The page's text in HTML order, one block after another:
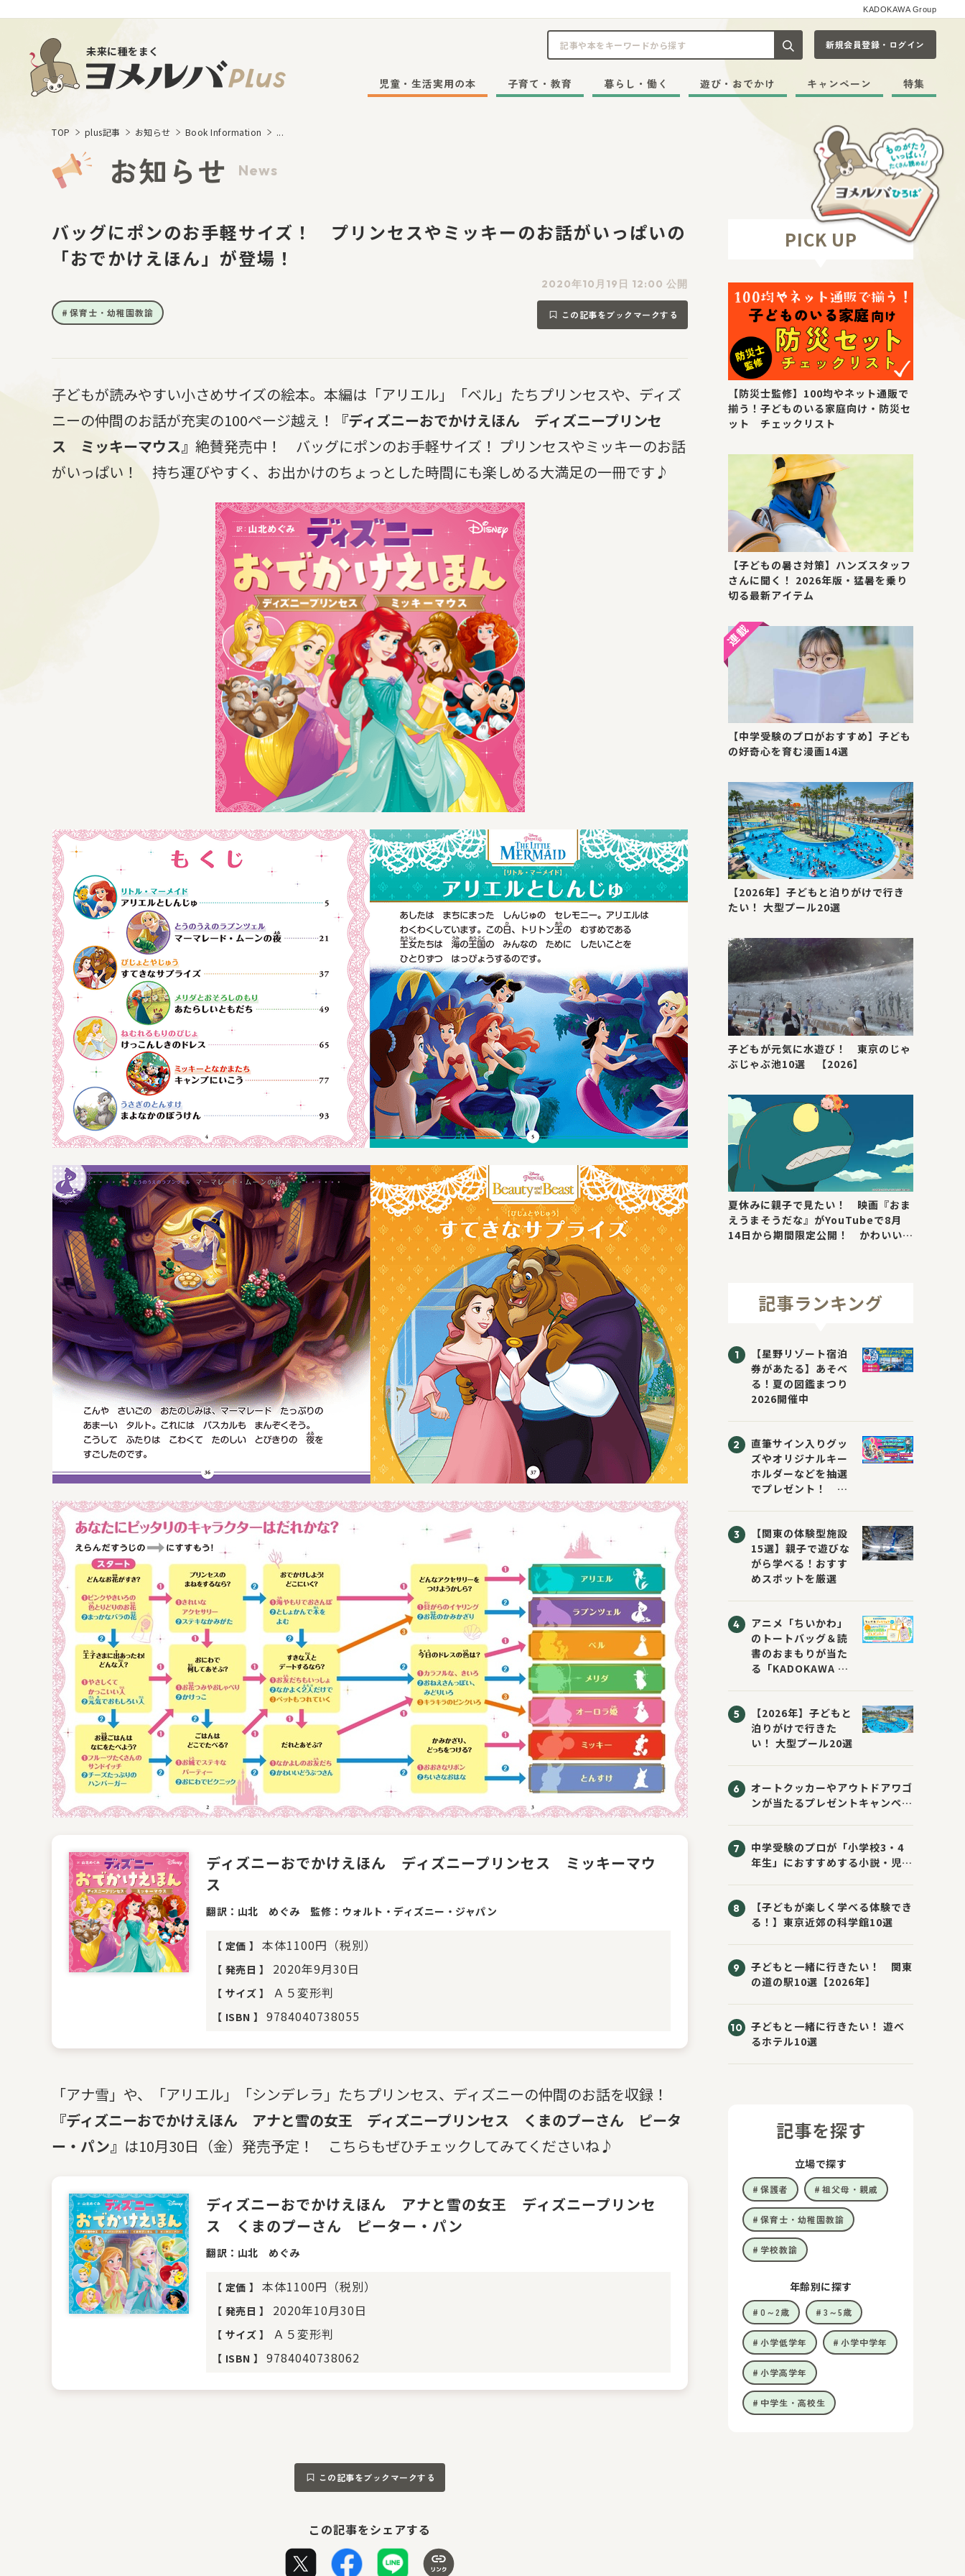
KADOKAWA Group
未来に種をまく 記事や本をキーワードから探す
新規会員登録・ログイン
児童・生活実用の本 子育て・教育 暮らし・働く 遊び・おでかけ キャンペーン 特集
TOP plus記事 お知らせ Book Information ...
News
お知らせ
バッグにポンのお手軽サイズ！ プリンセスやミッキーのお話がいっぱいの
「おでかけえほん」が登場！
2020年10月19日 12:00 公開
保育士・幼稚園教諭 この記事をブックマークする
子どもが読みやすい小さめサイズの絵本。本編は「アリエル」「ベル」たちプリンセスや、ディズ
ニーの仲間のお話が充実の100ページ越え！
『ディズニーおでかけえほん ディズニープリンセ
ス ミッキーマウス』 絶賛発売中！ バッグにポンのお手軽サイズ！ プリンセスやミッキーのお話
がいっぱい！ 持ち運びやすく、お出かけのちょっとした時間にも楽しめる大満足の一冊です♪
ディズニーおでかけえほん ディズニープリンセス ミッキーマウ
ス
翻訳：山北 めぐみ 監修：ウォルト・ディズニー・ジャパン
【 定価 】 本体1100円（税別）
【 発売日 】 2020年9月30日
【 サイズ 】 Ａ５変形判
【 ISBN 】 9784040738055
「アナ雪」や、「アリエル」「シンデレラ」たちプリンセス、ディズニーの仲間のお話を収録！
『ディズニーおでかけえほん アナと雪の女王 ディズニープリンセス くまのプーさん ピータ
ー・パン』 は10月30日（金）発売予定！ こちらもぜひチェックしてみてくださいね♪
ディズニーおでかけえほん アナと雪の女王 ディズニープリンセ
ス くまのプーさん ピーター・パン
翻訳：山北 めぐみ
【 定価 】 本体1100円（税別）
【 発売日 】 2020年10月30日
【 サイズ 】 Ａ５変形判
【 ISBN 】 9784040738062
この記事をブックマークする
この記事をシェアする
PICK UP
【防災士監修】100均やネット通販で
揃う！子どものいる家庭向け・防災セ
ット チェックリスト
【子どもの暑さ対策】ハンズスタッフ
さんに聞く！ 2026年版・猛暑を乗り
切る最新アイテム
【中学受験のプロがおすすめ】子ども
の好奇心を育む漫画14選
【2026年】子どもと泊りがけで行き
たい！ 大型プール20選
子どもが元気に水遊び！ 東京のじゃ
ぶじゃぶ池10選 【2026】
夏休みに親子で見たい！ 映画『おま
えうまそうだな』がYouTubeで8月
14日から期間限定公開！ かわいい＆
記事ランキング
【星野リゾート宿泊
券があたる】あそべ
る！夏の図鑑まつり
2026開催中
直筆サイン入りグッ
ズやオリジナルキー
ホルダーなどを抽選
でプレゼント！
ジブックフェア2026
～すまない先生と読
書にチャレンジ！
～」が開催！
【関東の体験型施設
15選】親子で遊びな
がら学べる！おすす
めスポットを厳選
アニメ「ちいかわ」
のトートバッグ＆読
書のおまもりが当た
る「KADOKAWA ち
催！ スマホ壁紙は
応募者全員にプレゼ
ント！
【2026年】子どもと
泊りがけで行きた
い！ 大型プール20選
オートクッカーやアウトドアワゴ
ンが当たるプレゼントキャンペー
中学受験のプロが「小学校3・4
年生」におすすめする小説・児童
【子どもが楽しく学べる体験でき
る！】東京近郊の科学館10選
子どもと一緒に行きたい！ 関東
の道の駅10選【2026年】
子どもと一緒に行きたい！ 遊べ
るホテル10選
記事を探す
立場で探す
保護者 祖父母・親戚
保育士・幼稚園教諭
学校教諭
年齢別に探す
0～2歳 3～5歳
小学低学年 小学中学年
小学高学年
中学生・高校生